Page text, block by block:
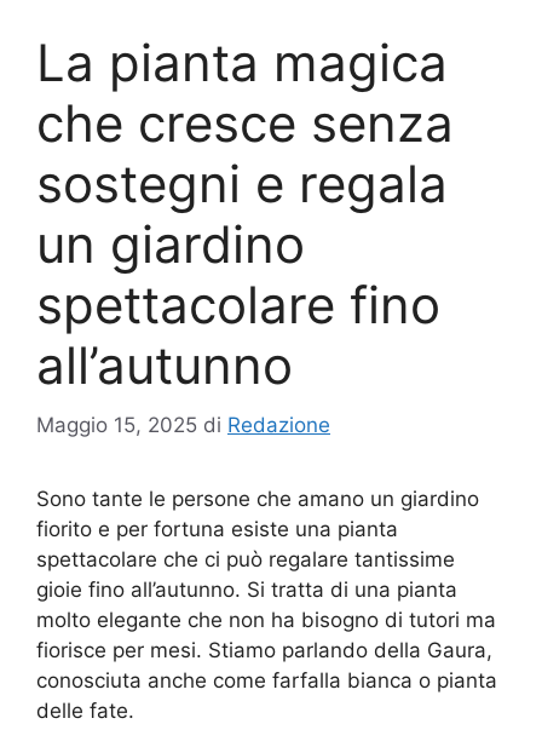
La pianta magica
che cresce senza
sostegni e regala
un giardino
spettacolare fino
all’autunno
Maggio 15, 2025 di Redazione
Sono tante le persone che amano un giardino
fiorito e per fortuna esiste una pianta
spettacolare che ci può regalare tantissime
gioie fino all’autunno. Si tratta di una pianta
molto elegante che non ha bisogno di tutori ma
fiorisce per mesi. Stiamo parlando della Gaura,
conosciuta anche come farfalla bianca o pianta
delle fate.